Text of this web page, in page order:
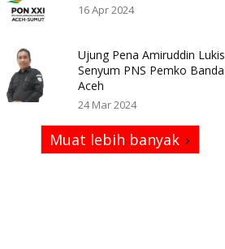
16 Apr 2024
Ujung Pena Amiruddin Lukis
Senyum PNS Pemko Banda
Aceh
24 Mar 2024
Muat lebih banyak